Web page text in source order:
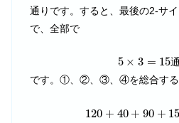
通りです。すると、最後の2-サ
で、全部で
5 × 3 = 15
5 ×3 =
です。①、②、③、④を総合する
120 + 40 + 90 + 15
120 + 40+ 90+15 =